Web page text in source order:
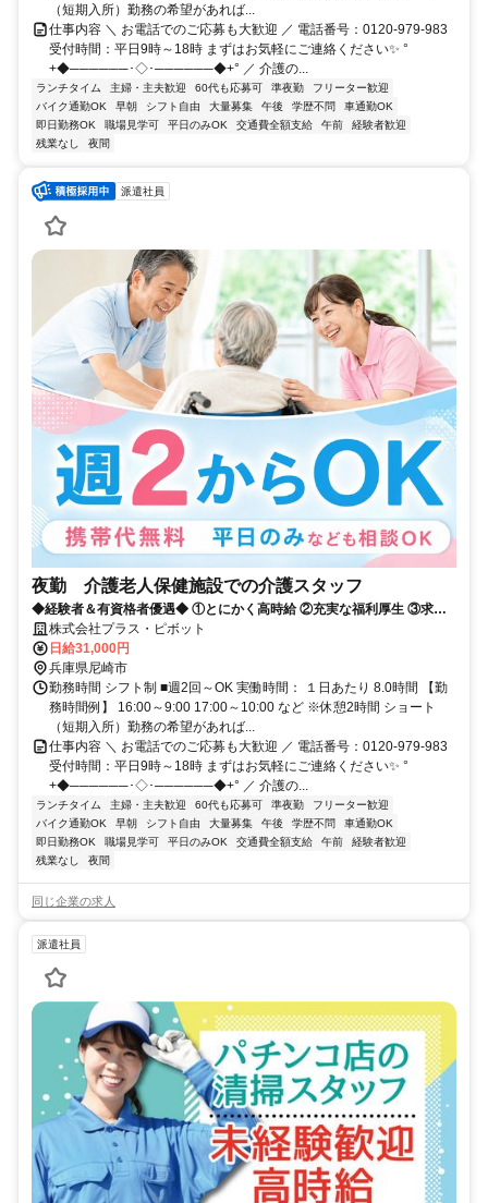
（短期入所）勤務の希望があれば...
仕事内容 ＼ お電話でのご応募も大歓迎 ／ 電話番号：0120-979-983
受付時間：平日9時～18時 まずはお気軽にご連絡ください✨ °
+◆──────･◇･──────◆+° ／ 介護の...
ランチタイム 主婦・主夫歓迎 60代も応募可 準夜勤
フリーター歓迎
バイク通勤OK
早朝 シフト自由 大量募集 午後 学歴不問
車通勤OK
即日勤務OK
職場見学可 平日のみOK 交通費全額支給 午前
経験者歓迎
残業なし
夜間
派遣社員
夜勤 介護老人保健施設での介護スタッフ
◆経験者＆有資格者優遇◆ ①とにかく高時給 ②充実な福利厚生 ③求人
数が豊富 だから現役の介護士から「+ホップ」が選ばれています！
株式会社プラス・ピボット
日給31,000円
兵庫県尼崎市
勤務時間 シフト制 ■週2回～OK 実働時間： １日あたり 8.0時間 【勤
務時間例】 16:00～9:00 17:00～10:00 など ※休憩2時間 ショート
（短期入所）勤務の希望があれば...
仕事内容 ＼ お電話でのご応募も大歓迎 ／ 電話番号：0120-979-983
受付時間：平日9時～18時 まずはお気軽にご連絡ください✨ °
+◆──────･◇･──────◆+° ／ 介護の...
ランチタイム 主婦・主夫歓迎 60代も応募可 準夜勤
フリーター歓迎
バイク通勤OK
早朝 シフト自由 大量募集 午後 学歴不問
車通勤OK
即日勤務OK
職場見学可 平日のみOK 交通費全額支給 午前
経験者歓迎
残業なし
夜間
同じ企業の求人
派遣社員